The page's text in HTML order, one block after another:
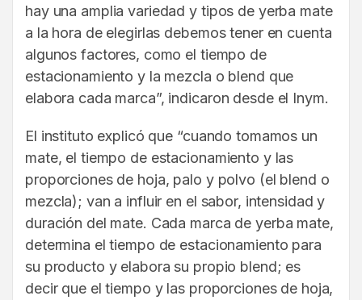
hay una amplia variedad y tipos de yerba mate
a la hora de elegirlas debemos tener en cuenta
algunos factores, como el tiempo de
estacionamiento y la mezcla o blend que
elabora cada marca”, indicaron desde el Inym.
El instituto explicó que “cuando tomamos un
mate, el tiempo de estacionamiento y las
proporciones de hoja, palo y polvo (el blend o
mezcla); van a influir en el sabor, intensidad y
duración del mate. Cada marca de yerba mate,
determina el tiempo de estacionamiento para
su producto y elabora su propio blend; es
decir que el tiempo y las proporciones de hoja,